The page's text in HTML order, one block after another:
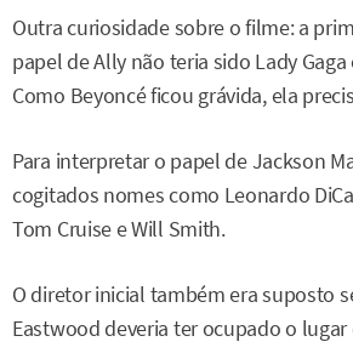
Outra curiosidade sobre o filme: a
papel de Ally não teria sido Lady Gaga
Como Beyoncé ficou grávida, ela
Para interpretar o papel de Jackson
cogitados nomes como Leonardo
Tom Cruise e Will Smith.
O diretor inicial também era suposto
Eastwood deveria ter ocupado o lugar